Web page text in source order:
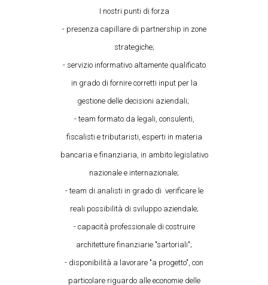
I nostri punti di forza
- presenza capillare di partnership in zone
strategiche;
- servizio informativo altamente qualificato
in grado di fornire corretti input per la
gestione delle decisioni aziendali;
- team formato da legali, consulenti,
fiscalisti e tributaristi, esperti in materia
bancaria e finanziaria, in ambito legislativo
nazionale e internazionale;
- team di analisti in grado di verificare le
reali possibilità di sviluppo aziendale;
- capacità professionale di costruire
architetture finanziarie "sartoriali";
- disponibilità a lavorare "a progetto", con
particolare riguardo alle economie delle